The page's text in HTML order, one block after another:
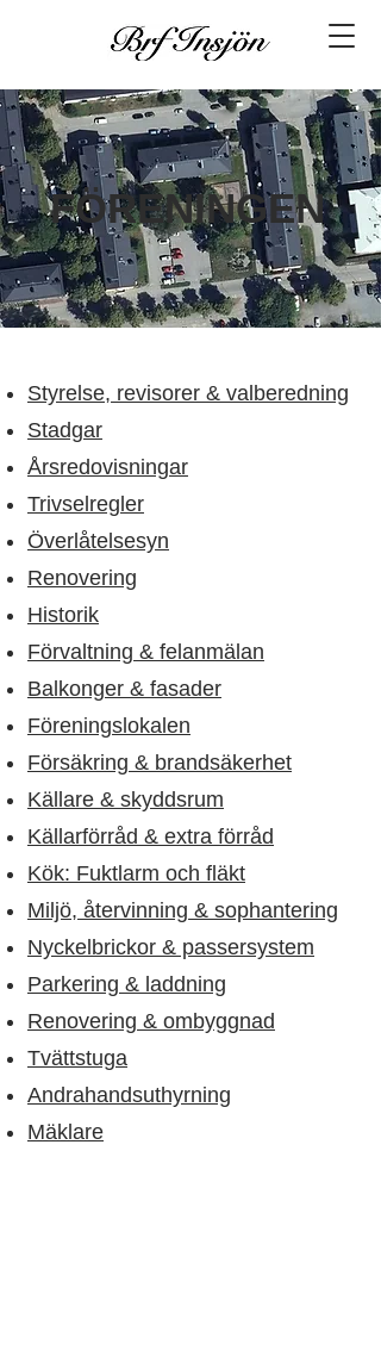
FÖRENINGEN
Styrelse, revisorer & valberedning
Stadgar
Årsredovisningar
Trivselregler
​Överlåtelsesyn
Renovering
Historik
Förvaltning & felanmälan
Balkonger & fasader
Föreningslokalen
Försäkring & brandsäkerhet
Källare & skyddsrum
Källarförråd & extra förråd
Kök: Fuktlarm och fläkt
Miljö, återvinning & sophantering
Nyckelbrickor & passersystem
Parkering & laddning
Renovering & ombyggnad
Tvättstuga
Andrahandsuthyrning
Mäklare